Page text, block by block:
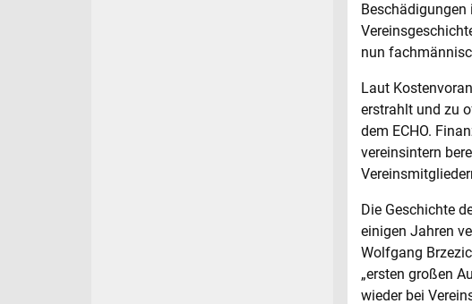
Beschädigungen
nun
Laut
erstrahlt und zu
dem ECHO.
vereinsintern
Die Geschichte
einigen Jahren
Wolfgang
„ersten großen
wieder bei